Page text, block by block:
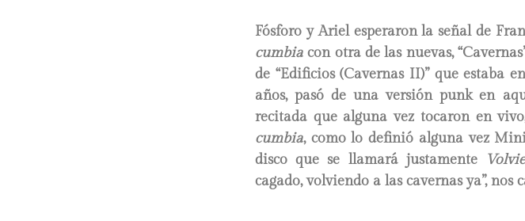
Fósforo y Ariel esperaron la señal de
cumbia con otra de las nuevas,
de “Edificios (Cavernas II)” que estaba
años, pasó de una versión punk en
recitada que alguna vez tocaron en
cumbia, como lo definió alguna vez
disco que se llamará justamente
cagado, volviendo a las cavernas ya”, nos